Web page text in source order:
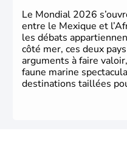
Le Mondial 2026
entre le Mexique et
les débats
côté mer, ces deux
arguments à faire
faune marine
destinations taillées